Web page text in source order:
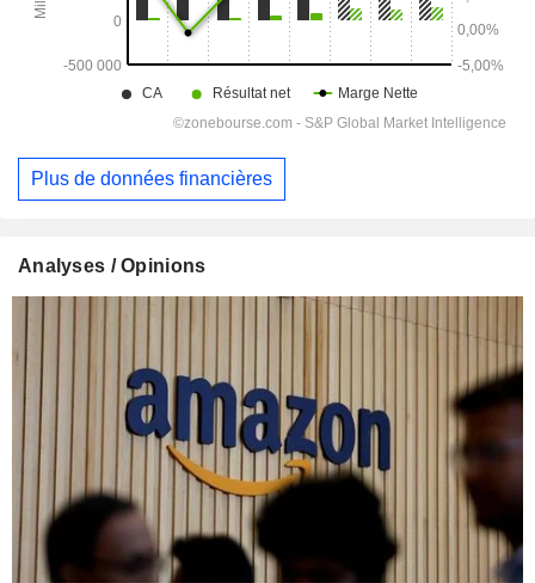
Plus de données financières
Analyses / Opinions